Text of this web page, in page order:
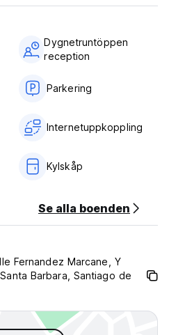
from original language)
Dygnetruntöppen
reception
Parkering
Internetuppkoppling
Kylskåp
Se alla boenden
Fernandez Marcane, Y
Barbara, Santiago de